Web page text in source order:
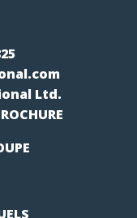
Ltd.